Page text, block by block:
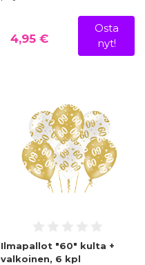
4,95 €
Osta
nyt!
Ilmapallot "60" kulta +
valkoinen, 6 kpl